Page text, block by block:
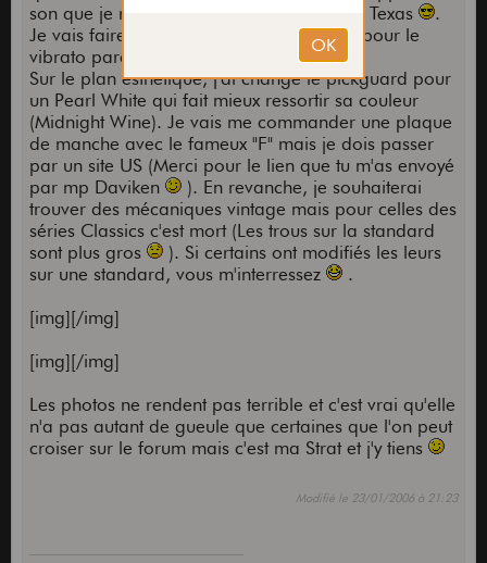
son que je recherchais je suis parti sur les Texas
.
Je vais faire rajouter un troisième ressort pour le
vibrato parce que 2 c'est un peu leg'
Sur le plan esthetique, j'ai changé le pickguard pour
un Pearl White qui fait mieux ressortir sa couleur
(Midnight Wine). Je vais me commander une plaque
de manche avec le fameux "F" mais je dois passer
par un site US (Merci pour le lien que tu m'as envoyé
par mp Daviken
). En revanche, je souhaiterai
trouver des mécaniques vintage mais pour celles des
séries Classics c'est mort (Les trous sur la standard
sont plus gros
). Si certains ont modifiés les leurs
sur une standard, vous m'interressez
.
[img][/img]
[img][/img]
Les photos ne rendent pas terrible et c'est vrai qu'elle
n'a pas autant de gueule que certaines que l'on peut
croiser sur le forum mais c'est ma Strat et j'y tiens
Modifié le 23/01/2006 à 21:23